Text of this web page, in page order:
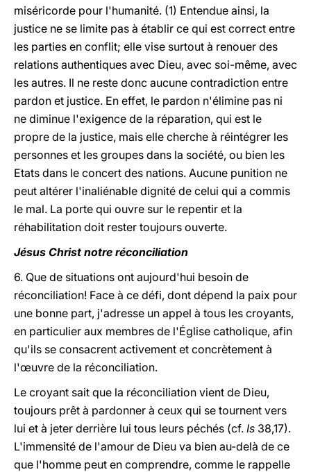
miséricorde pour l'humanité. (1) Entendue ainsi, la
justice ne se limite pas à établir ce qui est correct entre
les parties en conflit; elle vise surtout à renouer des
relations authentiques avec Dieu, avec soi-même, avec
les autres. Il ne reste donc aucune contradiction entre
pardon et justice. En effet, le pardon n'élimine pas ni
ne diminue l'exigence de la réparation, qui est le
propre de la justice, mais elle cherche à réintégrer les
personnes et les groupes dans la société, ou bien les
Etats dans le concert des nations. Aucune punition ne
peut altérer l'inaliénable dignité de celui qui a commis
le mal. La porte qui ouvre sur le repentir et la
réhabilitation doit rester toujours ouverte.
Jésus Christ notre réconciliation
6. Que de situations ont aujourd'hui besoin de
réconciliation! Face à ce défi, dont dépend la paix pour
une bonne part, j'adresse un appel à tous les croyants,
en particulier aux membres de l'Église catholique, afin
qu'ils se consacrent activement et concrètement à
l'œuvre de la réconciliation.
Le croyant sait que la réconciliation vient de Dieu,
toujours prêt à pardonner à ceux qui se tournent vers
lui et à jeter derrière lui tous leurs péchés (cf. Is 38,17).
L'immensité de l'amour de Dieu va bien au-delà de ce
que l'homme peut en comprendre, comme le rappelle